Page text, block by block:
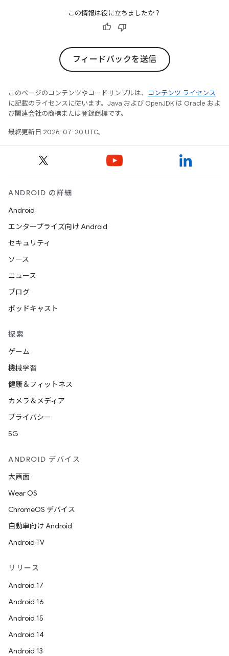
この情報は役に立ちましたか？
フィードバックを送信
このページのコンテンツやコードサンプルは、
コンテンツ ライセンス
に記載のライセンスに従います。Java および OpenJDK は Oracle およ
び関連会社の商標または登録商標です。
最終更新日 2026-07-20 UTC。
ANDROID の詳細
Android
エンタープライズ向け Android
セキュリティ
ソース
ニュース
ブログ
ポッドキャスト
探索
ゲーム
機械学習
健康＆フィットネス
カメラ＆メディア
プライバシー
5G
ANDROID デバイス
大画面
Wear OS
ChromeOS デバイス
自動車向け Android
Android TV
リリース
Android 17
Android 16
Android 15
Android 14
Android 13